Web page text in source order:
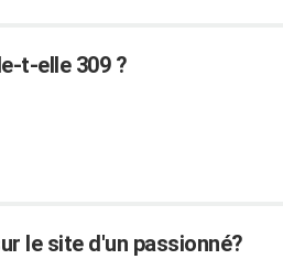
t-elle 309 ?
le site d'un passionné?